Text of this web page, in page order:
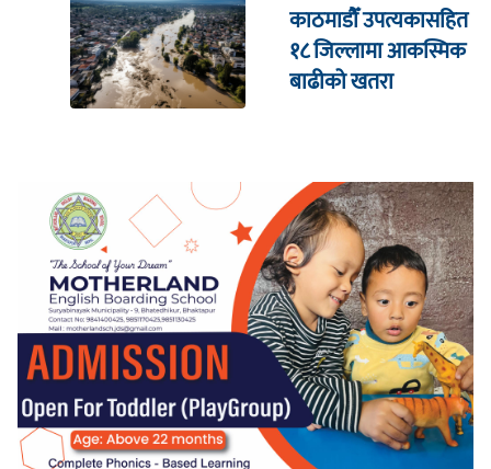
काठमाडौँ उपत्यकासहित
१८ जिल्लामा आकस्मिक
बाढीको खतरा